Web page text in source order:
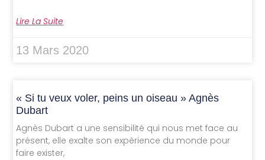
Lire La Suite
13 Mars 2020
« Si tu veux voler, peins un oiseau » Agnès
Dubart
Agnès Dubart a une sensibilité qui nous met face au
présent, elle exalte son expérience du monde pour
faire exister,